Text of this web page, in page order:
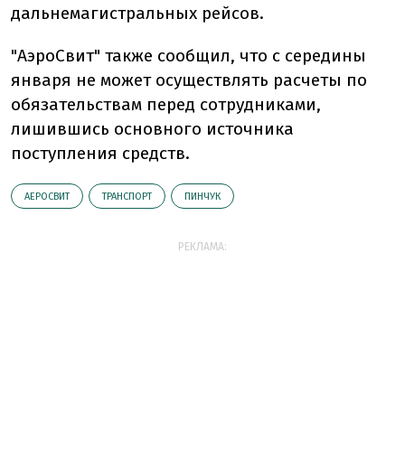
дальнемагистральных рейсов.
"АэроСвит" также сообщил, что с середины
января не может осуществлять расчеты по
обязательствам перед сотрудниками,
лишившись основного источника
поступления средств.
АЕРОСВИТ ТРАНСПОРТ ПИНЧУК
РЕКЛАМА: